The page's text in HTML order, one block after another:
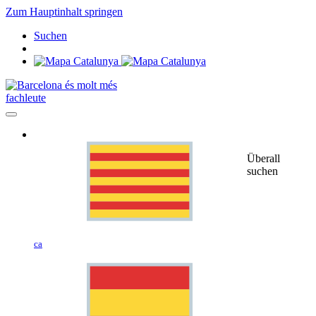
Zum Hauptinhalt springen
Suchen
fachleute
ca
Überall
suchen